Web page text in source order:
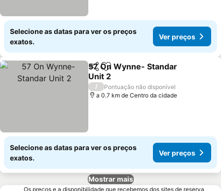
Selecione as datas para ver os preços
exatos.
Ver preços
PartilharAdicionar aos favoritos
57 On Wynne- Standar
Unit 2
Ver preços
/
Pontuação não disponível
a 0.7 km de Centro da cidade
Selecione as datas para ver os preços
exatos.
Ver preços
Mostrar mais
Os preços e a disponibilidade que recebemos dos sites de reserva